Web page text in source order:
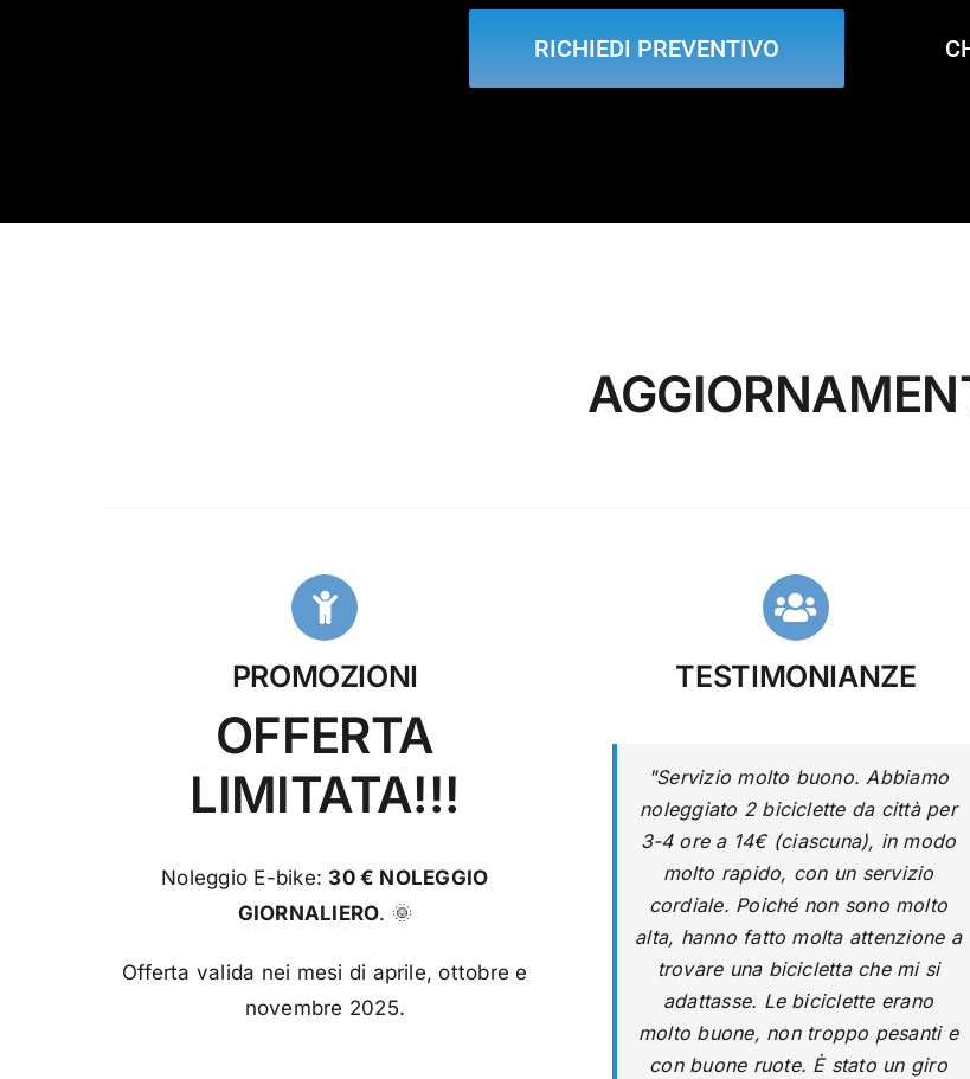
RICHIEDI PREVENTIVO
PROMOZIONI
OFFERTA
LIMITATA!!!
Noleggio E-bike: 30 € NOLEGGIO
GIORNALIERO. 🌞
Offerta valida nei mesi di aprile, ottobre e
novembre 2025.
TESTIMONIANZE
Servizio molto buono. Abbiamo
noleggiato 2 biciclette da città per
3-4 ore a 14€ (ciascuna), in modo
molto rapido, con un servizio
cordiale. Poiché non sono molto
alta, hanno fatto molta attenzione a
trovare una bicicletta che mi si
adattasse. Le biciclette erano
molto buone, non troppo pesanti e
con buone ruote. È stato un giro